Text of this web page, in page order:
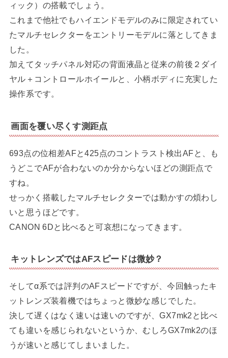
ィック）の搭載でしょう。
これまで他社でもハイエンドモデルのみに限定されてい
たマルチセレクターをエントリーモデルに落としてきま
した。
加えてタッチパネル対応の背面液晶と従来の前後２ダイ
ヤル＋コントロールホイールと、小柄ボディに充実した
操作系です。
画面を覆い尽くす測距点
693点の位相差AFと425点のコントラスト検出AFと、も
うどこでAFが合わないのか分からないほどの測距点で
すね。
せっかく搭載したマルチセレクターでは動かすの煩わし
いと思うほどです。
CANON 6Dと比べると可哀想になってきます。
キットレンズではAFスピードは微妙？
そしてα系では評判のAFスピードですが、今回触ったキ
ットレンズ装着機ではちょっと微妙な感じでした。
決して遅くはなく速いは速いのですが、GX7mk2と比べ
ても違いを感じられないというか、むしろGX7mk2のほ
うが速いと感じてしまいました。